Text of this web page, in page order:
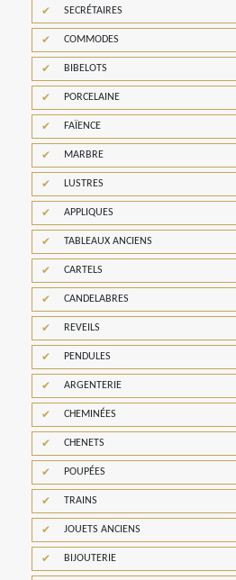
SECRÉTAIRES
COMMODES
BIBELOTS
PORCELAINE
FAÏENCE
MARBRE
LUSTRES
APPLIQUES
TABLEAUX ANCIENS
CARTELS
CANDELABRES
REVEILS
PENDULES
ARGENTERIE
CHEMINÉES
CHENETS
POUPÉES
TRAINS
JOUETS ANCIENS
BIJOUTERIE